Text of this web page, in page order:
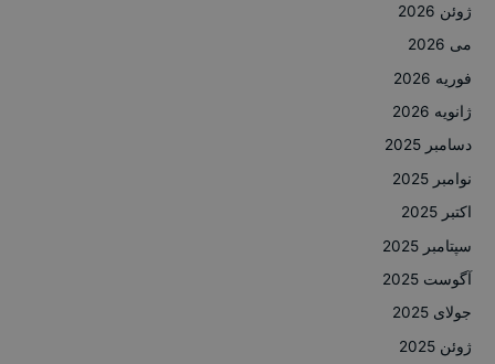
ژوئن 2026
می 2026
فوریه 2026
ژانویه 2026
دسامبر 2025
نوامبر 2025
اکتبر 2025
سپتامبر 2025
آگوست 2025
جولای 2025
ژوئن 2025